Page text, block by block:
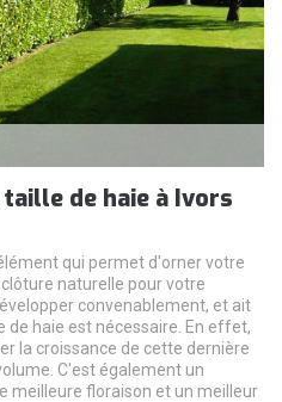
de haie à Ivors
qui permet d'orner votre
naturelle pour votre
convenablement, et ait
de haie est nécessaire. En effet,
la croissance de cette dernière
C'est également un
meilleure floraison et un meilleur